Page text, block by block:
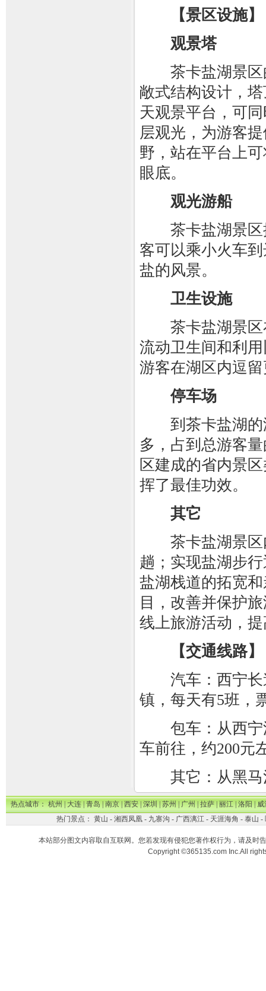
【景区设施】
观景塔
茶卡盐湖景区
敞式结构设计，
天观景平台，可
层观光，为游客
野，站在平台上
眼底。
观光游船
茶卡盐湖景区
客可以乘小火车
盐的风景。
卫生设施
茶卡盐湖景区
流动卫生间和利
游客在湖区内逗
停车场
到茶卡盐湖的
多，占到总游客
区建成的省内景
挥了最佳功效。
其它
茶卡盐湖景区
趟；实现盐湖步
盐湖栈道的拓宽
目，改善并保护
线上旅游活动，
【交通线路】
汽车：西宁长
镇，每天有5班，
包车：从西宁
车前往，约200元
其它：从黑马
热点城市：杭州|大连|青岛|南京|西安|深圳|苏州|广州|拉萨|丽江|洛阳|威
热门景点： 黄山 - 湘西凤凰- 九寨沟 - 广西漓江- 天涯海角 - 泰山 -
本站部分图文内容取自互联网。您若发现有侵犯您著作权行为，请及时
Copyright ©365135.com Inc.All